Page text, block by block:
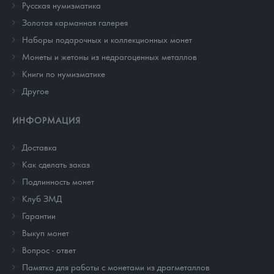
Русская нумизматика
Золотая карманная галерея
Наборы подарочных и коллекционных монет
Монеты и жетоны из недрагоценных металлов
Книги по нумизматике
Другое
ИНФОРМАЦИЯ
Доставка
Как сделать заказ
Подлинность монет
Клуб ЗМД
Гарантии
Выкуп монет
Вопрос - ответ
Памятка для работы с монетами из драгметаллов